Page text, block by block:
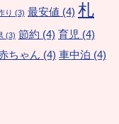
り (3) 最安値 (4) 札
(3) 節約 (4) 育児 (4)
ちゃん (4) 車中泊 (4)